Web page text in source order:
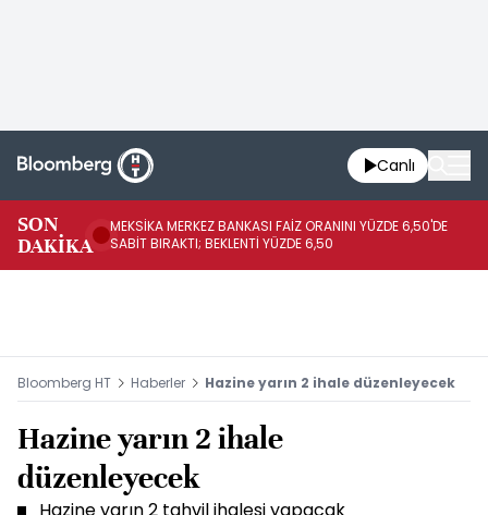
Canlı
SON
DAKİKA
MEKSİKA MERKEZ BANKASI FAİZ ORANINI YÜZDE 6,50'DE
SABİT BIRAKTI; BEKLENTİ YÜZDE 6,50
Bloomberg HT Haberler Hazine yarın 2 ihale düzenleyecek
Hazine yarın 2 ihale
düzenleyecek